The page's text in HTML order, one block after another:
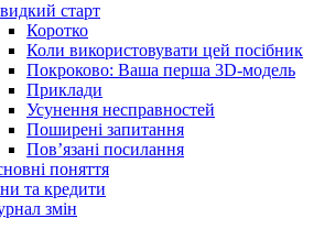
старт
Коротко
Коли використовувати цей посібник
Покроково: Ваша перша 3D-модель
Приклади
Усунення несправностей
Поширені запитання
Пов’язані посилання
поняття
та кредити
змін